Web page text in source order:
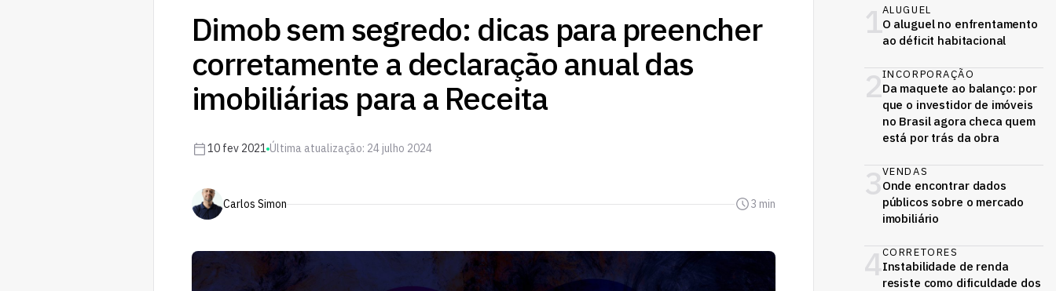
Dimob sem segredo: dicas para preencher
corretamente a declaração anual das
imobiliárias para a Receita
10 fev 2021 Última atualização: 24 julho 2024
Carlos Simon 3 min
1ALUGUEL
O aluguel no enfrentamento
ao déficit habitacional
2INCORPORAÇÃO
Da maquete ao balanço: por
que o investidor de imóveis
no Brasil agora checa quem
está por trás da obra
3VENDAS
Onde encontrar dados
públicos sobre o mercado
imobiliário
4CORRETORES
Instabilidade de renda
resiste como dificuldade dos